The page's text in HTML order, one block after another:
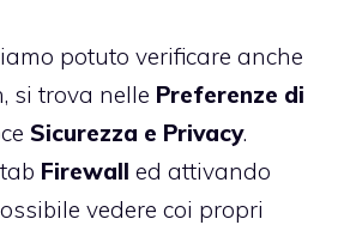
potuto verificare anche
si trova nelle Preferenze di
Sicurezza e Privacy.
Firewall ed attivando
vedere coi propri